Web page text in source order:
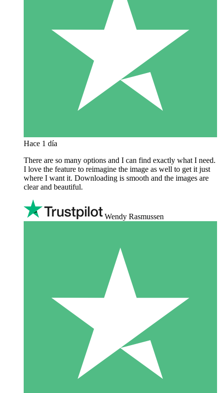
Hace 1 día
There are so many options and I can find exactly what I need.
I love the feature to reimagine the image as well to get it just
where I want it. Downloading is smooth and the images are
clear and beautiful.
Wendy Rasmussen